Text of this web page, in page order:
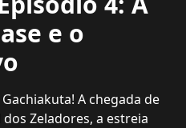
e o
A chegada de
Zeladores, a estreia